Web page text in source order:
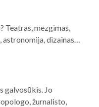
Teatras, mezgimas,
dizainas…
galvosūkis. Jo
žurnalisto,